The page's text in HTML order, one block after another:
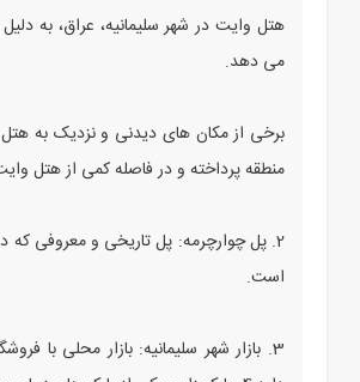
هتل وایت در شهر سلیمانیه، عراق، به
می‌ دهد.
منطقه پرداخته و در فاصله کمی از هتل
2. پل چوارچرمه: پل تاریخی و معروفی
است.
3. بازار شهر سلیمانیه: بازار محلی با